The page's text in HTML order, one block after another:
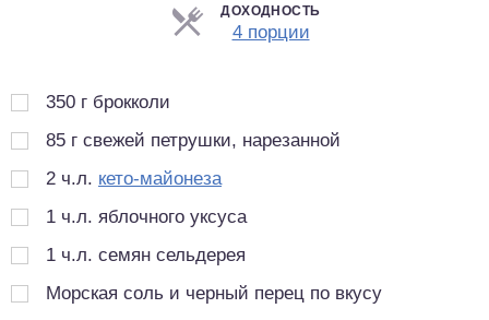
ДОХОДНОСТЬ
4 порцииПорции
350 г брокколи
85 г свежей петрушки, нарезанной
2 ч.л. кето-майонеза
1 ч.л. яблочного уксуса
1 ч.л. семян сельдерея
Морская соль и черный перец по вкусу